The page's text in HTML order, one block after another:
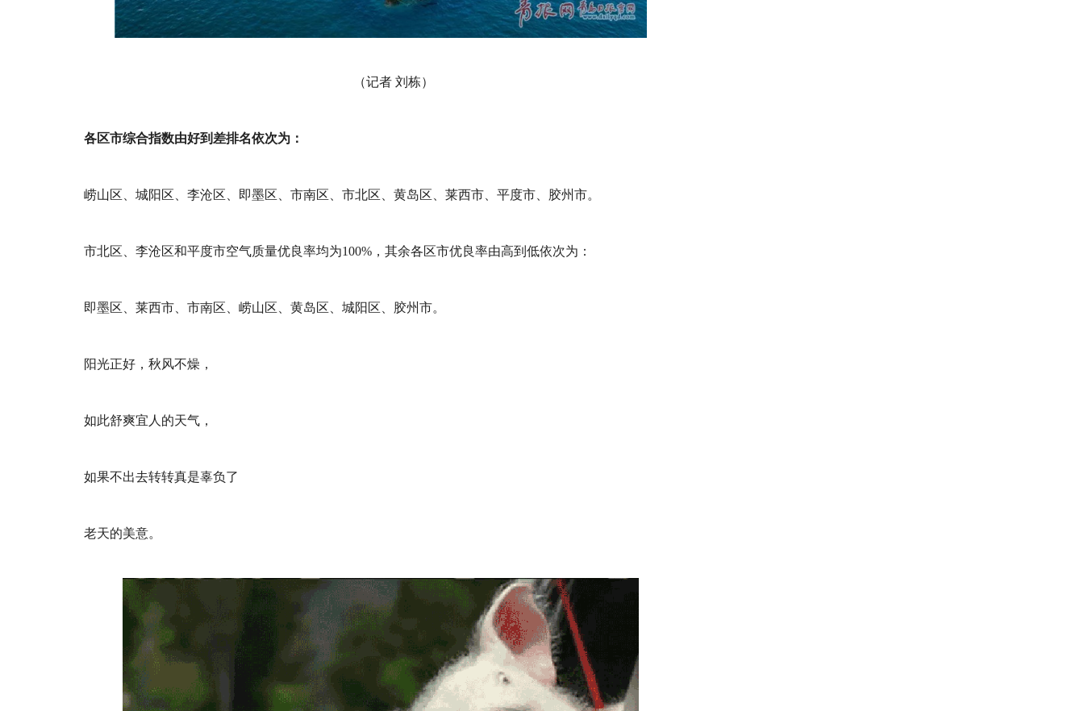
（记者 刘栋）
各区市综合指数由好到差排名依次为：
崂山区、城阳区、李沧区、即墨区、市南区、市北区、黄岛区、莱西市、平度市、胶州市。
市北区、李沧区和平度市空气质量优良率均为100%，其余各区市优良率由高到低依次为：
即墨区、莱西市、市南区、崂山区、黄岛区、城阳区、胶州市。
阳光正好，秋风不燥，
如此舒爽宜人的天气，
如果不出去转转真是辜负了
老天的美意。